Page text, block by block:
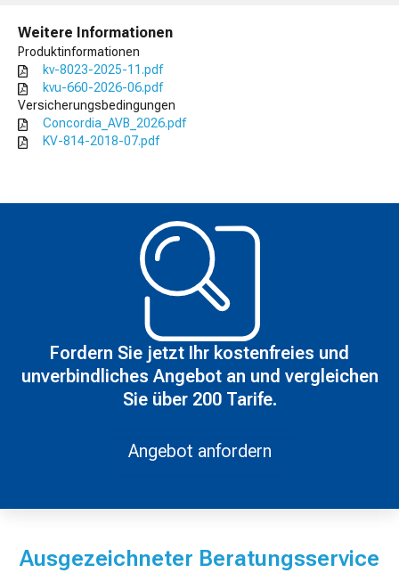
Weitere Informationen
Produktinformationen
kv-8023-2025-11.pdf
kvu-660-2026-06.pdf
Versicherungsbedingungen
Concordia_AVB_2026.pdf
KV-814-2018-07.pdf
Fordern Sie jetzt Ihr kostenfreies und
unverbindliches Angebot an und vergleichen
Sie über 200 Tarife.
Angebot anfordern
Ausgezeichneter Beratungsservice